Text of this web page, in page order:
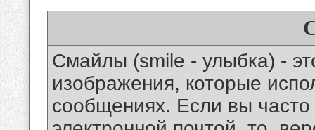
Смайлы (smile - улыбка) -
изображения, которые
сообщениях. Если вы часто